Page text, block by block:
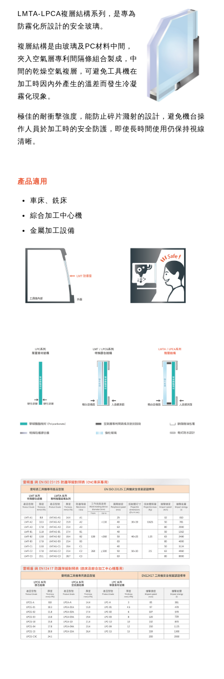
LMTA-LPCA複層結構系列，是專為
防霧化所設計的安全玻璃。
複層結構是由玻璃及PC材料中間，
夾入空氣層專利間隔條組合製成，中
間的乾燥空氣複層，可避免工具機在
加工時因內外產生的溫差而發生冷凝
霧化現象。
極佳的耐衝擊強度，能防止碎片濺射的設計，避免機台操
作人員於加工時的安全防護，即使長時間使用仍保持視線
清晰。
產品適用
車床、銑床
綜合加工中心機
金屬加工設備